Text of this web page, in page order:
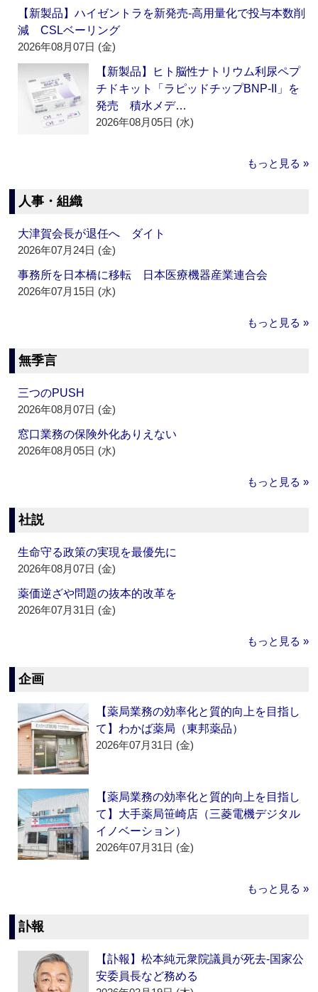
【新製品】ハイゼントラを新発売‐高用量化で投与本数削
減 CSLベーリング
2026年08月07日 (金)
【新製品】ヒト脳性ナトリウム利尿ペプ
チドキット「ラピッドチップBNP-II」を
発売 積水メデ…
2026年08月05日 (水)
もっと見る »
人事・組織
大津賀会長が退任へ ダイト
2026年07月24日 (金)
事務所を日本橋に移転 日本医療機器産業連合会
2026年07月15日 (水)
もっと見る »
無季言
三つのPUSH
2026年08月07日 (金)
窓口業務の保険外化ありえない
2026年08月05日 (水)
もっと見る »
社説
生命守る政策の実現を最優先に
2026年08月07日 (金)
薬価逆ざや問題の抜本的改革を
2026年07月31日 (金)
もっと見る »
企画
【薬局業務の効率化と質的向上を目指し
て】わかば薬局（東邦薬品）
2026年07月31日 (金)
【薬局業務の効率化と質的向上を目指し
て】大手薬局笹崎店（三菱電機デジタル
イノベーション）
2026年07月31日 (金)
もっと見る »
訃報
【訃報】松本純元衆院議員が死去‐国家公
安委員長など務める